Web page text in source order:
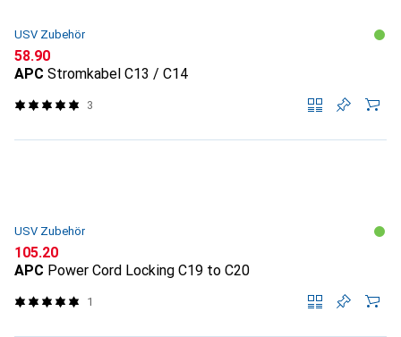
USV Zubehör
CHF
58.90
APC Stromkabel C13 / C14
3
USV Zubehör
CHF
105.20
APC Power Cord Locking C19 to C20
1